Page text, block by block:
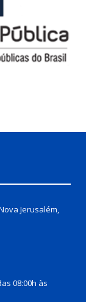
Jerusalém,
08:00h às